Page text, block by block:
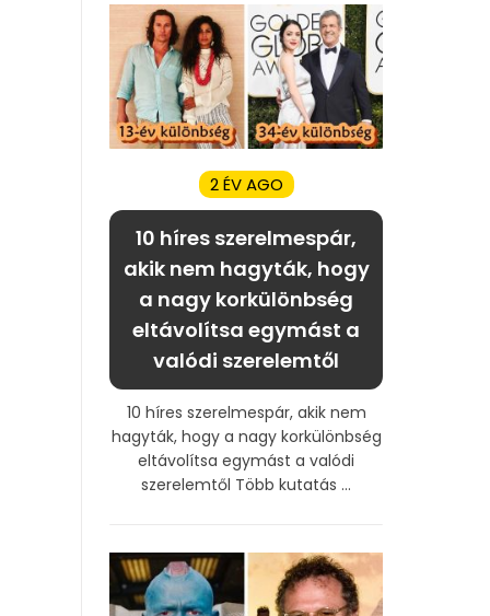
2 ÉV AGO
10 híres szerelmespár,
akik nem hagyták, hogy
a nagy korkülönbség
eltávolítsa egymást a
valódi szerelemtől
10 híres szerelmespár, akik nem
hagyták, hogy a nagy korkülönbség
eltávolítsa egymást a valódi
szerelemtől Több kutatás ...